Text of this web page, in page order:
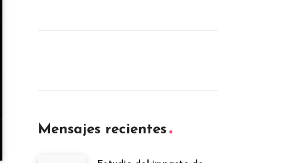
Mensajes recientes